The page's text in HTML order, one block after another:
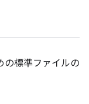
の標準ファイルの